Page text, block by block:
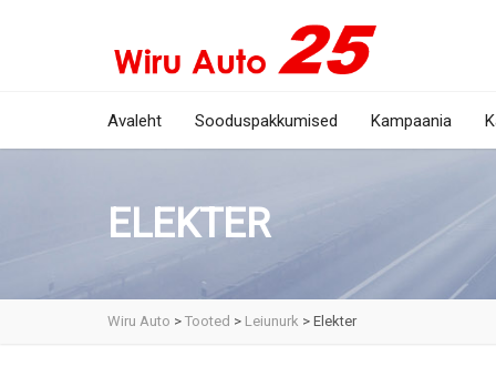
Avaleht Sooduspakkumised Kampaania
ELEKTER
Wiru Auto > Tooted > Leiunurk > Elekter